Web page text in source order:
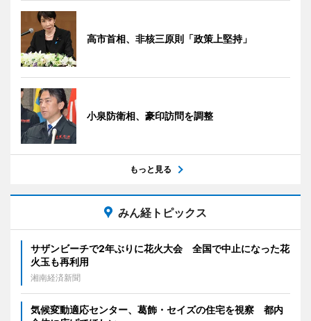
高市首相、非核三原則「政策上堅持」
小泉防衛相、豪印訪問を調整
もっと見る
みん経トピックス
サザンビーチで2年ぶりに花火大会 全国で中止になった花
火玉も再利用
湘南経済新聞
気候変動適応センター、葛飾・セイズの住宅を視察 都内